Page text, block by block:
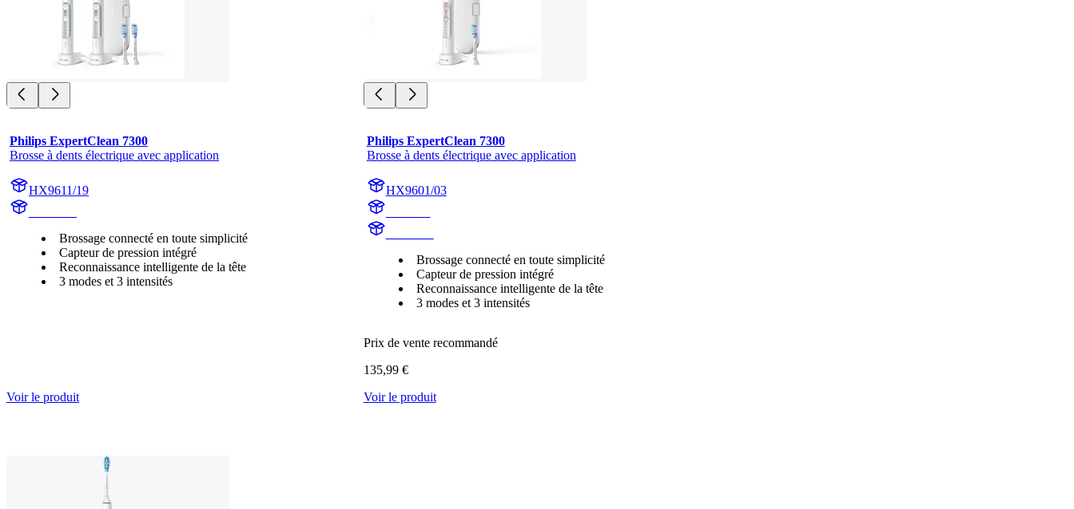
Philips ExpertClean 7300
Brosse à dents électrique avec application
HX9611/19
Brossage connecté en toute simplicité
Capteur de pression intégré
Reconnaissance intelligente de la tête
3 modes et 3 intensités
Voir le produit
Philips ExpertClean 7300
Brosse à dents électrique avec application
HX9601/03
Brossage connecté en toute simplicité
Capteur de pression intégré
Reconnaissance intelligente de la tête
3 modes et 3 intensités
Prix de vente recommandé
135,99 €
Voir le produit